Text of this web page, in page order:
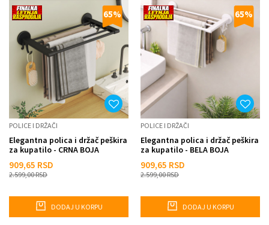
65%
POLICE I DRŽAČI
Elegantna polica i držač peškira
za kupatilo - CRNA BOJA
909,65 RSD
2.599,00RSD
DODAJ U KORPU
65%
POLICE I DRŽAČI
Elegantna polica i držač peškira
za kupatilo - BELA BOJA
909,65 RSD
2.599,00RSD
DODAJ U KORPU